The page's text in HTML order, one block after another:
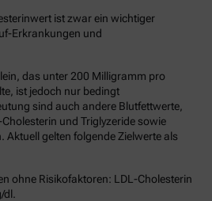
ist zwar ein wichtiger
Erkrankungen und
das unter 200 Milligramm pro
ist jedoch nur bedingt
sind auch andere Blutfettwerte,
und Triglyzeride sowie
Aktuell gelten folgende Zielwerte als
ohne Risikofaktoren: LDL-Cholesterin